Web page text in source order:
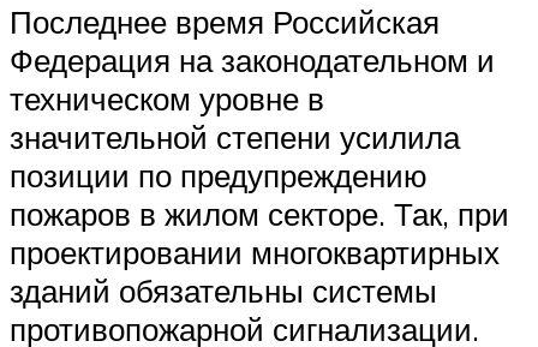
Последнее время Российская
Федерация на законодательном и
техническом уровне в
значительной степени усилила
позиции по предупреждению
пожаров в жилом секторе. Так, при
проектировании многоквартирных
зданий обязательны системы
противопожарной сигнализации.